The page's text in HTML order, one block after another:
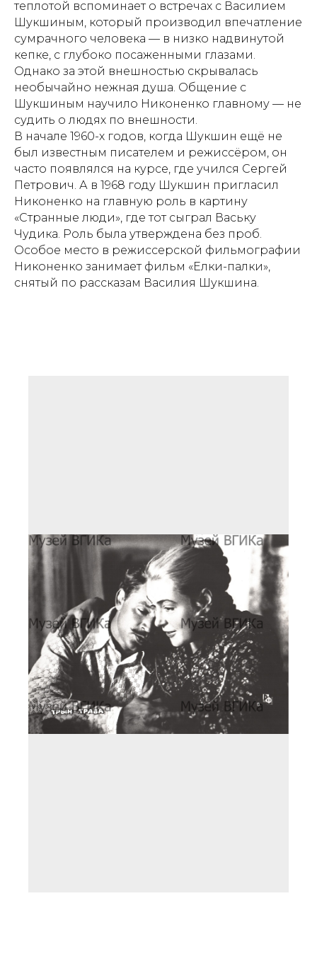
теплотой вспоминает о встречах с Василием
Шукшиным, который производил впечатление
сумрачного человека — в низко надвинутой
кепке, с глубоко посаженными глазами.
Однако за этой внешностью скрывалась
необычайно нежная душа. Общение с
Шукшиным научило Никоненко главному — не
судить о людях по внешности.
В начале 1960-х годов, когда Шукшин ещё не
был известным писателем и режиссёром, он
часто появлялся на курсе, где учился Сергей
Петрович. А в 1968 году Шукшин пригласил
Никоненко на главную роль в картину
«Странные люди», где тот сыграл Ваську
Чудика. Роль была утверждена без проб.
Особое место в режиссерской фильмографии
Никоненко занимает фильм «Елки-палки»,
снятый по рассказам Василия Шукшина.